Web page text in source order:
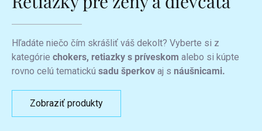
Hľadáte niečo čím skrášliť váš dekolt? Vyberte si z
kategórie chokers, retiazky s príveskom alebo si kúpte
rovno celú tematickú sadu šperkov aj s náušnicami.
Zobraziť produkty